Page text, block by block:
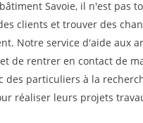
Savoie, il n'est pas
clients et trouver des
Notre service d'aide aux
de rentrer en contact de
des particuliers à la
réaliser leurs projets